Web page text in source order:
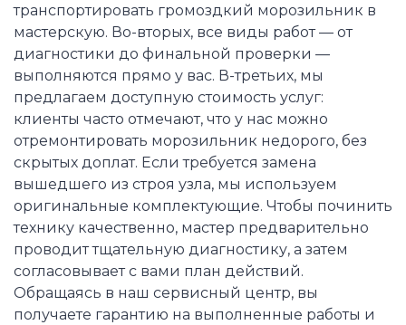
транспортировать громоздкий морозильник в
мастерскую. Во-вторых, все виды работ — от
диагностики до финальной проверки —
выполняются прямо у вас. В-третьих, мы
предлагаем доступную стоимость услуг:
клиенты часто отмечают, что у нас можно
отремонтировать морозильник недорого, без
скрытых доплат. Если требуется замена
вышедшего из строя узла, мы используем
оригинальные комплектующие. Чтобы починить
технику качественно, мастер предварительно
проводит тщательную диагностику, а затем
согласовывает с вами план действий.
Обращаясь в наш сервисный центр, вы
получаете гарантию на выполненные работы и